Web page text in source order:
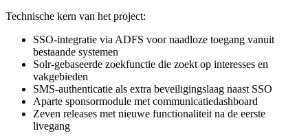
Technische kern van het project:
SSO-integratie via ADFS voor naadloze toegang vanuit
bestaande systemen
Solr-gebaseerde zoekfunctie die zoekt op interesses en
vakgebieden
SMS-authenticatie als extra beveiligingslaag naast SSO
Aparte sponsormodule met communicatiedashboard
Zeven releases met nieuwe functionaliteit na de eerste
livegang